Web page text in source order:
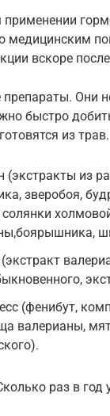
применении
медицинским
вскоре
Они
быстро
из трав.
(экстракты из
зверобоя,
солянки
(фенибут,
валерианы,
раз в